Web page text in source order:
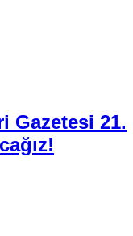
Gazetesi 21.